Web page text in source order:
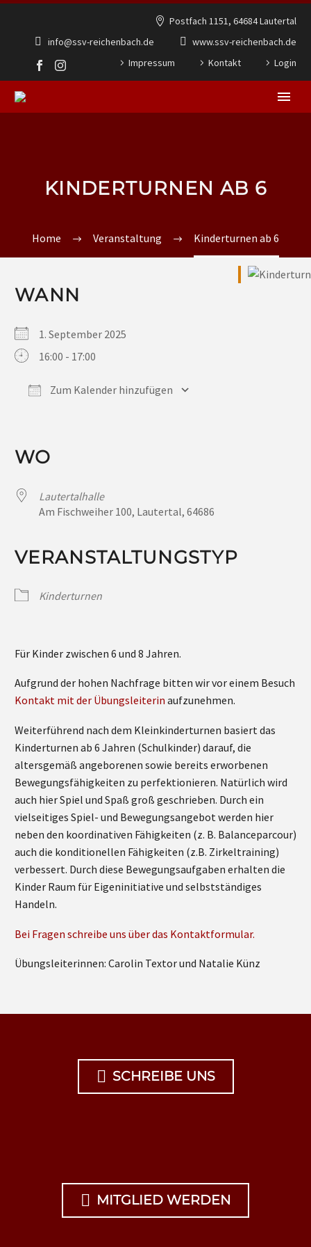
Postfach 1151, 64684 Lautertal
info@ssv-reichenbach.de
www.ssv-reichenbach.de
Impressum
Kontakt Login
KINDERTURNEN AB 6
Home Veranstaltung Kinderturnen ab 6
WANN
1. September 2025
16:00 - 17:00
Zum Kalender hinzufügen
WO
Lautertalhalle
Am Fischweiher 100, Lautertal, 64686
VERANSTALTUNGSTYP
Kinderturnen
Für Kinder zwischen 6 und 8 Jahren.
Aufgrund der hohen Nachfrage bitten wir vor einem Besuch
Kontakt mit der Übungsleiterin aufzunehmen.
Weiterführend nach dem Kleinkinderturnen basiert das
Kinderturnen ab 6 Jahren (Schulkinder) darauf, die
altersgemäß angeborenen sowie bereits erworbenen
Bewegungsfähigkeiten zu perfektionieren. Natürlich wird
auch hier Spiel und Spaß groß geschrieben. Durch ein
vielseitiges Spiel- und Bewegungsangebot werden hier
neben den koordinativen Fähigkeiten (z. B. Balanceparcour)
auch die konditionellen Fähigkeiten (z.B. Zirkeltraining)
verbessert. Durch diese Bewegungsaufgaben erhalten die
Kinder Raum für Eigeninitiative und selbstständiges
Handeln.
Bei Fragen schreibe uns über das Kontaktformular.
Übungsleiterinnen: Carolin Textor und Natalie Künz
 SCHREIBE UNS
 MITGLIED WERDEN